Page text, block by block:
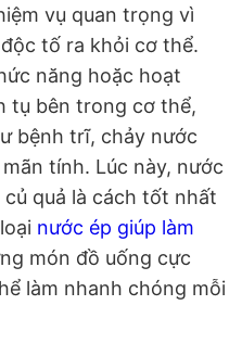
vụ quan trọng vì
tố ra khỏi cơ thể.
năng hoặc hoạt
tụ bên trong cơ thể,
bệnh trĩ, chảy nước
tính. Lúc này, nước
quả là cách tốt nhất
nước ép giúp làm
món đồ uống cực
làm nhanh chóng mỗi